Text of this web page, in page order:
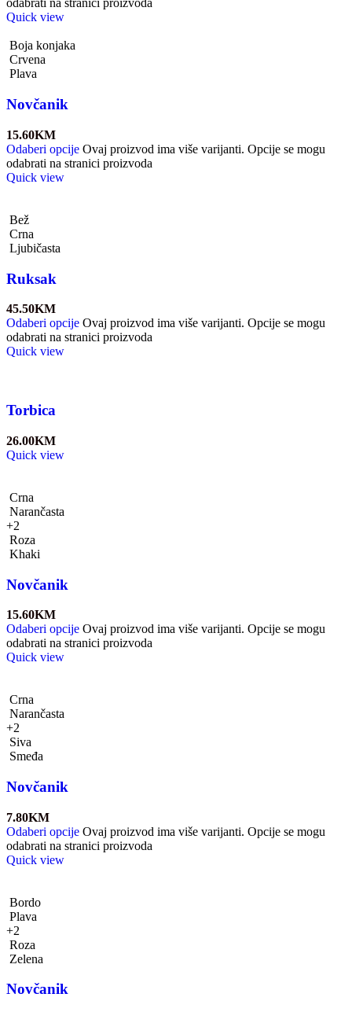
odabrati na stranici proizvoda
Quick view
Boja konjaka
Crvena
Plava
Novčanik
15.60KM
Odaberi opcije Ovaj proizvod ima više varijanti. Opcije se mogu
odabrati na stranici proizvoda
Quick view
Bež
Crna
Ljubičasta
Ruksak
45.50KM
Odaberi opcije Ovaj proizvod ima više varijanti. Opcije se mogu
odabrati na stranici proizvoda
Quick view
Torbica
26.00KM
Quick view
Crna
Narančasta
+2
Roza
Khaki
Novčanik
15.60KM
Odaberi opcije Ovaj proizvod ima više varijanti. Opcije se mogu
odabrati na stranici proizvoda
Quick view
Crna
Narančasta
+2
Siva
Smeđa
Novčanik
7.80KM
Odaberi opcije Ovaj proizvod ima više varijanti. Opcije se mogu
odabrati na stranici proizvoda
Quick view
Bordo
Plava
+2
Roza
Zelena
Novčanik